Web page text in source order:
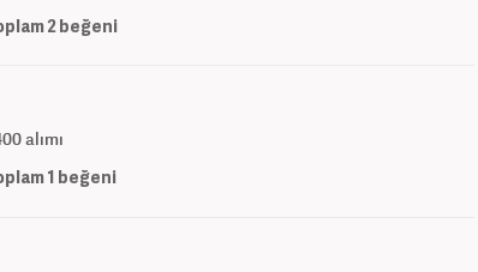
2beğeni
alımı
1 beğeni